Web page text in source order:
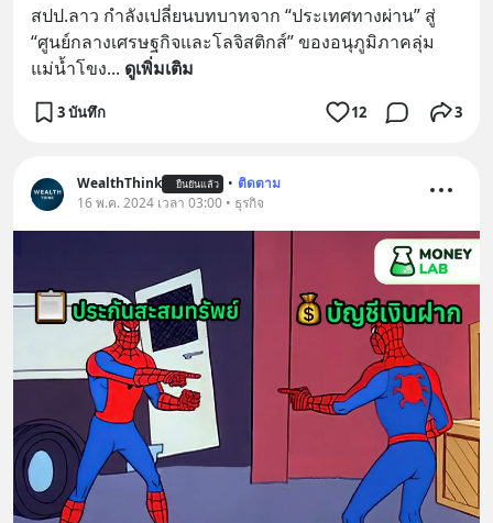
สปป.ลาว กำลังเปลี่ยนบทบาทจาก “ประเทศทางผ่าน” สู่
“ศูนย์กลางเศรษฐกิจและโลจิสติกส์” ของอนุภูมิภาคลุ่ม
แม่น้ำโขง... ดูเพิ่มเติม
3 บันทึก 12 3
WealthThink ยืนยันแล้ว • ติดตาม
16 พ.ค. 2024 เวลา 03:00 • ธุรกิจ